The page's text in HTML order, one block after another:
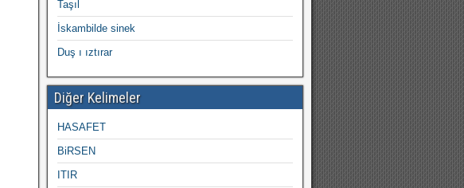
Taşıl
İskambilde sinek
Duş ı ıztırar
Diğer Kelimeler
HASAFET
BiRSEN
ITIR